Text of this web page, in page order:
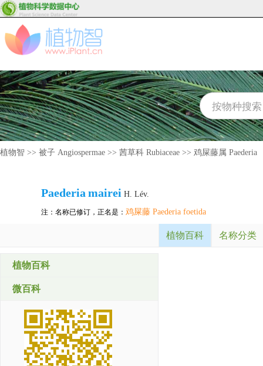
植物智 >> 被子 Angiospermae >> 茜草科 Rubiaceae >> 鸡屎藤属 Paederia
Paederia mairei H. Lév.
注：名称已修订，正名是： 鸡屎藤 Paederia foetida
植物百科 名称分类
植物百科
微百科